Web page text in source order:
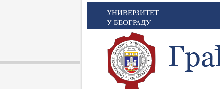
УНИВЕРЗИТЕТ
У БЕОГРАДУ